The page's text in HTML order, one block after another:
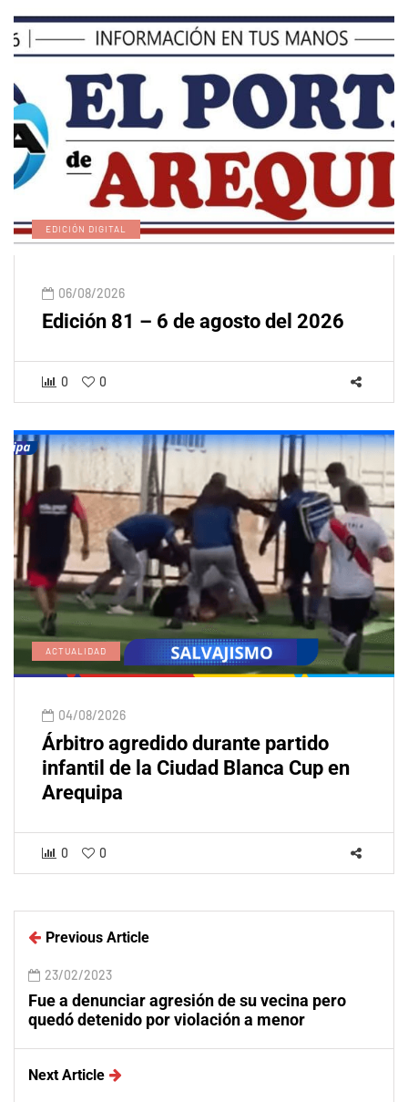
EDICIÓN DIGITAL
06/08/2026
Edición 81 – 6 de agosto del 2026
0 0
ACTUALIDAD
04/08/2026
Árbitro agredido durante partido
infantil de la Ciudad Blanca Cup en
Arequipa
0 0
Previous Article
23/02/2023
Fue a denunciar agresión de su vecina pero
quedó detenido por violación a menor
Next Article